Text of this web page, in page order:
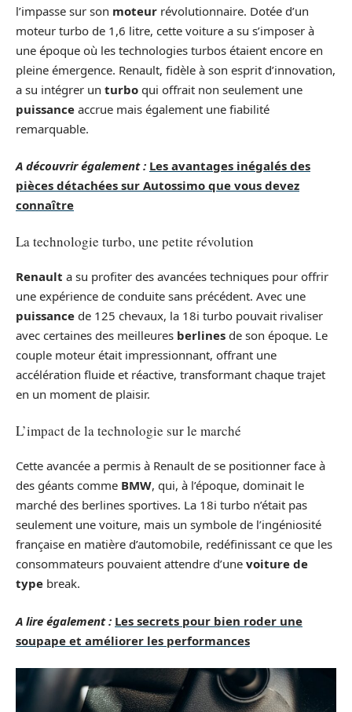
l’impasse sur son moteur révolutionnaire. Dotée d’un
moteur turbo de 1,6 litre, cette voiture a su s’imposer à
une époque où les technologies turbos étaient encore en
pleine émergence. Renault, fidèle à son esprit d’innovation,
a su intégrer un turbo qui offrait non seulement une
puissance accrue mais également une fiabilité
remarquable.
A découvrir également : Les avantages inégalés des
pièces détachées sur Autossimo que vous devez
connaître
La technologie turbo, une petite révolution
Renault a su profiter des avancées techniques pour offrir
une expérience de conduite sans précédent. Avec une
puissance de 125 chevaux, la 18i turbo pouvait rivaliser
avec certaines des meilleures berlines de son époque. Le
couple moteur était impressionnant, offrant une
accélération fluide et réactive, transformant chaque trajet
en un moment de plaisir.
L’impact de la technologie sur le marché
Cette avancée a permis à Renault de se positionner face à
des géants comme BMW, qui, à l’époque, dominait le
marché des berlines sportives. La 18i turbo n’était pas
seulement une voiture, mais un symbole de l’ingéniosité
française en matière d’automobile, redéfinissant ce que les
consommateurs pouvaient attendre d’une voiture de
type break.
A lire également : Les secrets pour bien roder une
soupape et améliorer les performances